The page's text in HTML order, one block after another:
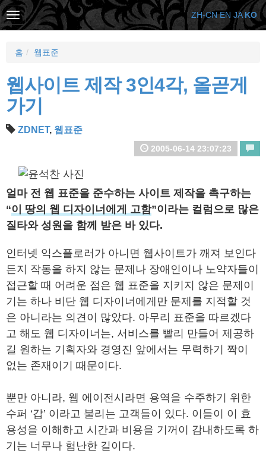
홈 웹표준
웹사이트 제작 3인4각, 올곧게
가기
ZDNET, 웹표준
2005-06-14 23:07:23
얼마 전 웹 표준을 준수하는 사이트 제작을 촉구하는
“이 땅의 웹 디자이너에게 고함”이라는 컬럼으로 많은
질타와 성원을 함께 받은 바 있다.
인터넷 익스플로러가 아니면 웹사이트가 깨져 보인다
든지 작동을 하지 않는 문제나 장애인이나 노약자들이
접근할 때 어려운 점은 웹 표준을 지키지 않은 문제이
기는 하나 비단 웹 디자이너에게만 문제를 지적할 것
은 아니라는 의견이 많았다. 아무리 표준을 따르겠다
고 해도 웹 디자이너는, 서비스를 빨리 만들어 제공하
길 원하는 기획자와 경영진 앞에서는 무력하기 짝이
없는 존재이기 때문이다.
뿐만 아니라, 웹 에이전시라면 용역을 수주하기 위한
수퍼 ‘갑’ 이라고 불리는 고객들이 있다. 이들이 이 효
용성을 이해하고 시간과 비용을 기꺼이 감내하도록 하
기는 너무나 험난한 길이다.
ZH-CN EN JA KO